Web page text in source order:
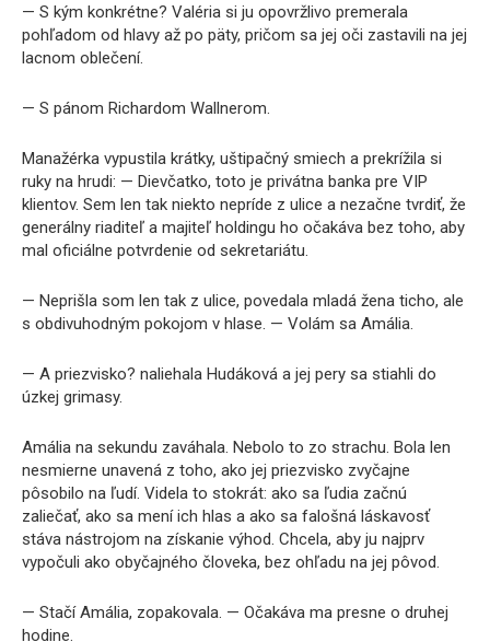
— S kým konkrétne? Valéria si ju opovržlivo premerala
pohľadom od hlavy až po päty, pričom sa jej oči zastavili na jej
lacnom oblečení.
— S pánom Richardom Wallnerom.
Manažérka vypustila krátky, uštipačný smiech a prekrížila si
ruky na hrudi: — Dievčatko, toto je privátna banka pre VIP
klientov. Sem len tak niekto nepríde z ulice a nezačne tvrdiť, že
generálny riaditeľ a majiteľ holdingu ho očakáva bez toho, aby
mal oficiálne potvrdenie od sekretariátu.
— Neprišla som len tak z ulice, povedala mladá žena ticho, ale
s obdivuhodným pokojom v hlase. — Volám sa Amália.
— A priezvisko? naliehala Hudáková a jej pery sa stiahli do
úzkej grimasy.
Amália na sekundu zaváhala. Nebolo to zo strachu. Bola len
nesmierne unavená z toho, ako jej priezvisko zvyčajne
pôsobilo na ľudí. Videla to stokrát: ako sa ľudia začnú
zaliečať, ako sa mení ich hlas a ako sa falošná láskavosť
stáva nástrojom na získanie výhod. Chcela, aby ju najprv
vypočuli ako obyčajného človeka, bez ohľadu na jej pôvod.
— Stačí Amália, zopakovala. — Očakáva ma presne o druhej
hodine.